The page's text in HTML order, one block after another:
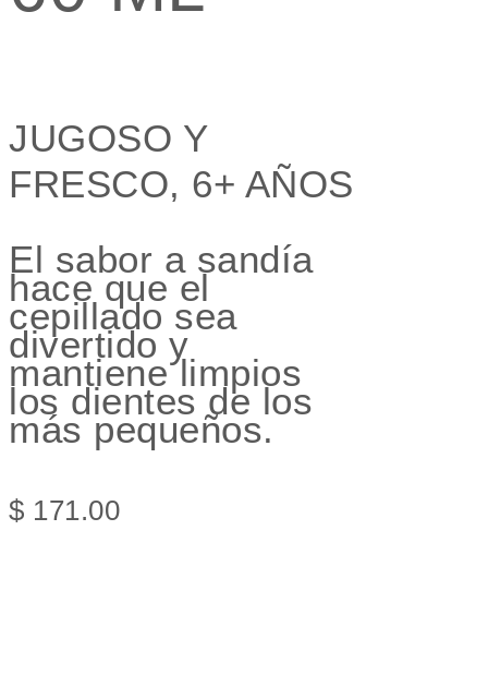
JUGOSO Y
FRESCO, 6+ AÑOS
El sabor a sandía
hace que el
cepillado sea
divertido y
mantiene limpios
los dientes de los
más pequeños.
$ 171.00